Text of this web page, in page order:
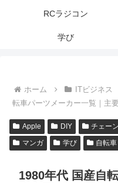
RCラジコン
学び
ホーム ITビジネス
転車パーツメーカー一覧｜主
Apple DIY チェー
マンガ
学び 自転車
1980年代 国産自